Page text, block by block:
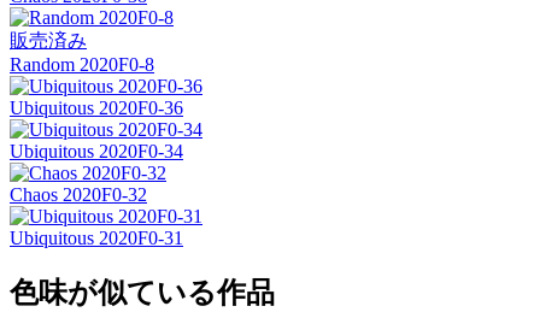
販売済み
Random 2020F0-8
Ubiquitous 2020F0-36
Ubiquitous 2020F0-34
Chaos 2020F0-32
Ubiquitous 2020F0-31
色味が似ている作品